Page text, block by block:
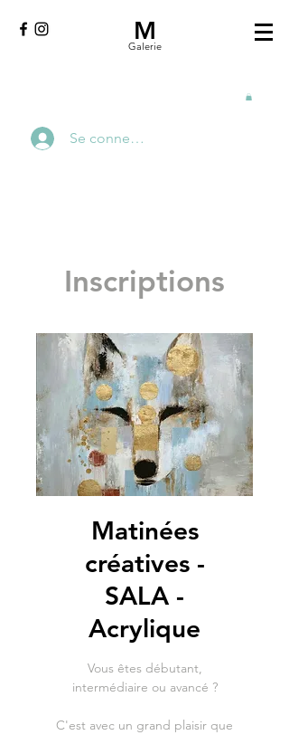
M
Galerie
Se connecter
Inscriptions
Matinées
créatives -
SALA -
Acrylique
Vous êtes débutant,
intermédiaire ou avancé ?
C'est avec un grand plaisir que